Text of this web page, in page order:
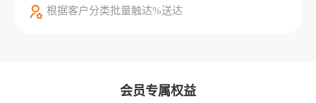
根据客户分类批量触达%送达
会员专属权益